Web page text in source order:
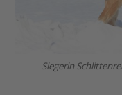
Siegerin